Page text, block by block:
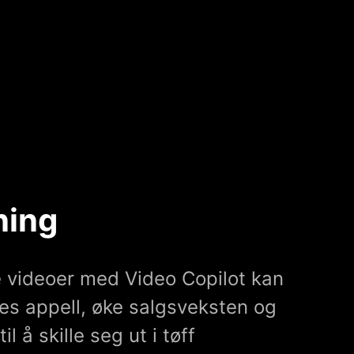
med Video Copilot kan
appell, øke salgsveksten og
å skille seg ut i tøff